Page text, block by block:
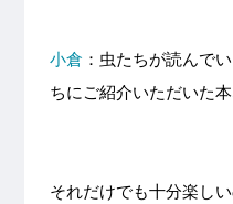
小倉 ：虫たちが読んで
ちにご紹介いただいた本
それだけでも十分楽しい